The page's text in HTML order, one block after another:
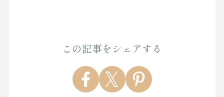
この記事をシェアする